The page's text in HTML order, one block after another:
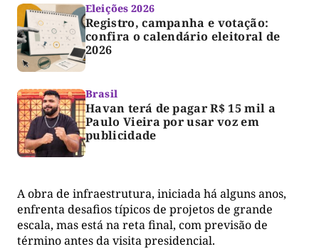
Eleições 2026
Registro, campanha e votação:
confira o calendário eleitoral de
2026
Brasil
Havan terá de pagar R$ 15 mil a
Paulo Vieira por usar voz em
publicidade
A obra de infraestrutura, iniciada há alguns anos,
enfrenta desafios típicos de projetos de grande
escala, mas está na reta final, com previsão de
término antes da visita presidencial.